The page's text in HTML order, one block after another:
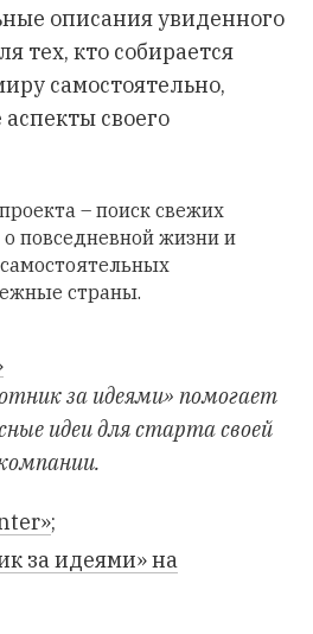
описания увиденного
тех, кто собирается
самостоятельно,
своего
– поиск свежих
о повседневной жизни и
страны.
за идеями» помогает
идеи для старта своей
;
за идеями» на